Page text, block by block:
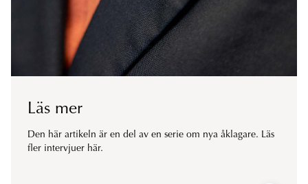
Läs mer
Den här artikeln är en del av en serie om nya åklagare. Läs
fler intervjuer här.